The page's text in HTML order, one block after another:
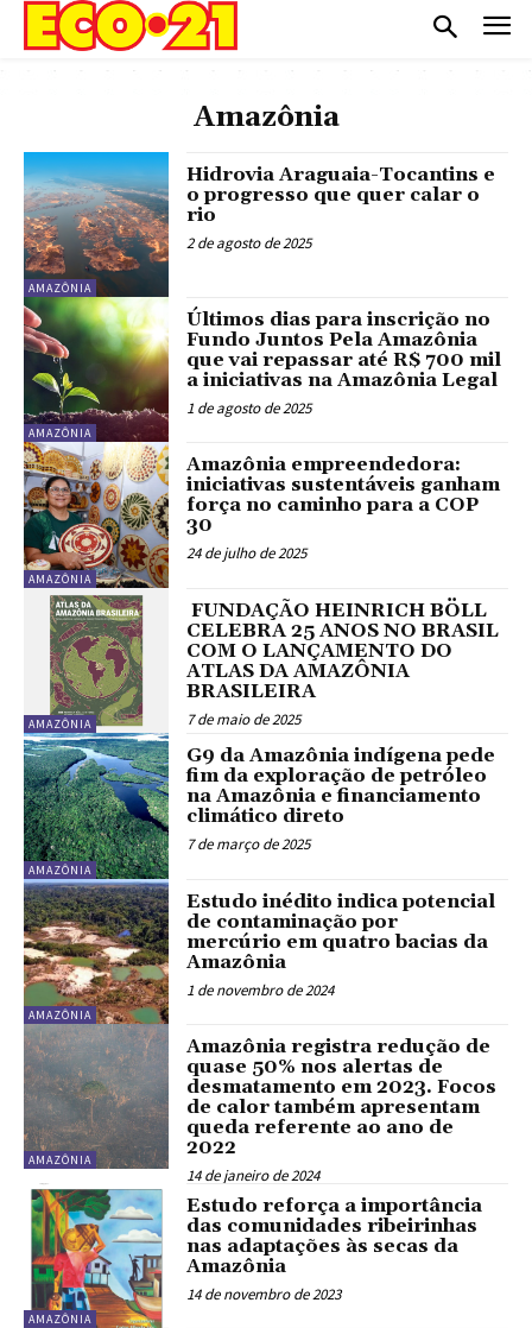
Amazônia
AMAZÔNIA
Hidrovia Araguaia-Tocantins e
o progresso que quer calar o
rio
2 de agosto de 2025
AMAZÔNIA
Últimos dias para inscrição no
Fundo Juntos Pela Amazônia
que vai repassar até R$ 700 mil
a iniciativas na Amazônia Legal
1 de agosto de 2025
AMAZÔNIA
Amazônia empreendedora:
iniciativas sustentáveis ganham
força no caminho para a COP
30
24 de julho de 2025
AMAZÔNIA
FUNDAÇÃO HEINRICH BÖLL
CELEBRA 25 ANOS NO BRASIL
COM O LANÇAMENTO DO
ATLAS DA AMAZÔNIA
BRASILEIRA
7 de maio de 2025
AMAZÔNIA
G9 da Amazônia indígena pede
fim da exploração de petróleo
na Amazônia e financiamento
climático direto
7 de março de 2025
AMAZÔNIA
Estudo inédito indica potencial
de contaminação por
mercúrio em quatro bacias da
Amazônia
1 de novembro de 2024
AMAZÔNIA
Amazônia registra redução de
quase 50% nos alertas de
desmatamento em 2023. Focos
de calor também apresentam
queda referente ao ano de
2022
14 de janeiro de 2024
AMAZÔNIA
Estudo reforça a importância
das comunidades ribeirinhas
nas adaptações às secas da
Amazônia
14 de novembro de 2023